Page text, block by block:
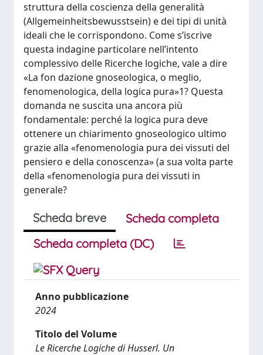
struttura della coscienza della generalità
(Allgemeinheitsbewusstsein) e dei tipi di unità
ideali che le corrispondono. Come s’iscrive
questa indagine particolare nell’intento
complessivo delle Ricerche logiche, vale a dire
«La fon dazione gnoseologica, o meglio,
fenomenologica, della logica pura»1? Questa
domanda ne suscita una ancora più
fondamentale: perché la logica pura deve
ottenere un chiarimento gnoseologico ultimo
grazie alla «fenomenologia pura dei vissuti del
pensiero e della conoscenza» (a sua volta parte
della «fenomenologia pura dei vissuti in
generale?
Scheda breve
Scheda completa
Scheda completa (DC)
Anno pubblicazione
2024
Titolo del Volume
Le Ricerche Logiche di Husserl. Un